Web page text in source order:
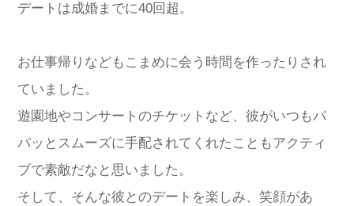
デートは成婚までに40回超。
お仕事帰りなどもこまめに会う時間を作ったりされ
ていました。
遊園地やコンサートのチケットなど、彼がいつもパ
パッとスムーズに手配されてくれたこともアクティ
ブで素敵だなと思いました。
そして、そんな彼とのデートを楽しみ、笑顔があ